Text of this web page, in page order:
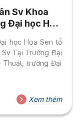
Sv Khoa
Đại học Hoa
học Hoa Sen tổ
Tại Trường Đại
trường Đại
Xem thêm